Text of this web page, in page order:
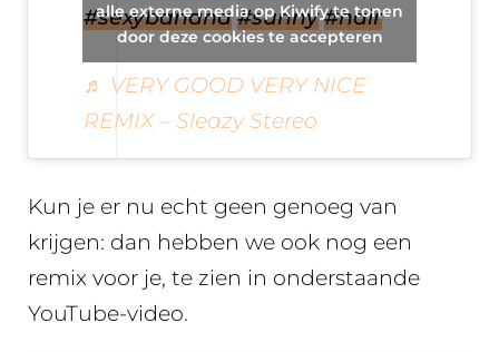
#sexybanana #sunny #hair
♬ VERY GOOD VERY NICE
REMIX – Sleazy Stereo
alle externe media op Kiwify te tonen
door deze cookies te accepteren
Kun je er nu echt geen genoeg van
krijgen: dan hebben we ook nog een
remix voor je, te zien in onderstaande
YouTube-video.